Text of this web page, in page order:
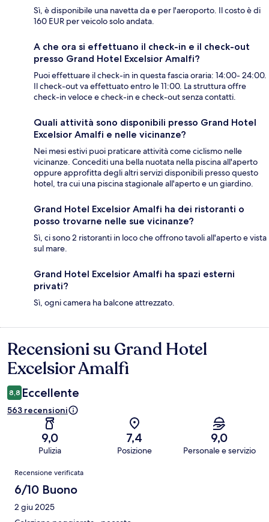
Sì, è disponibile una navetta da e per l'aeroporto. Il costo è di
160 EUR per veicolo solo andata.
A che ora si effettuano il check-in e il check-out
presso Grand Hotel Excelsior Amalfi?
Puoi effettuare il check-in in questa fascia oraria: 14:00- 24:00.
Il check-out va effettuato entro le 11:00. La struttura offre
check-in veloce e check-in e check-out senza contatti.
Quali attività sono disponibili presso Grand Hotel
Excelsior Amalfi e nelle vicinanze?
Nei mesi estivi puoi praticare attività come ciclismo nelle
vicinanze. Concediti una bella nuotata nella piscina all'aperto
oppure approfitta degli altri servizi disponibili presso questo
hotel, tra cui una piscina stagionale all'aperto e un giardino.
Grand Hotel Excelsior Amalfi ha dei ristoranti o
posso trovarne nelle sue vicinanze?
Sì, ci sono 2 ristoranti in loco che offrono tavoli all'aperto e vista
sul mare.
Grand Hotel Excelsior Amalfi ha spazi esterni
privati?
Sì, ogni camera ha balcone attrezzato.
Recensioni
Recensioni su Grand Hotel
Excelsior Amalfi
8,8 Eccellente
563 recensioni
9,0
Pulizia
7,4
Posizione
9,0
Personale e servizio
Recensioni
Recensione verificata
6/10 Buono
2 giu 2025